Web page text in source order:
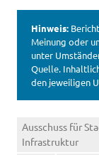
Hinweis:
Meinung oder
unter
Quelle.
den jeweiligen
Ausschuss für
Infrastruktur